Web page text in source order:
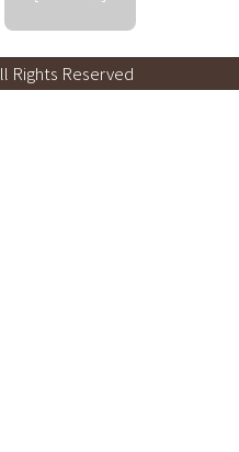
Rights Reserved